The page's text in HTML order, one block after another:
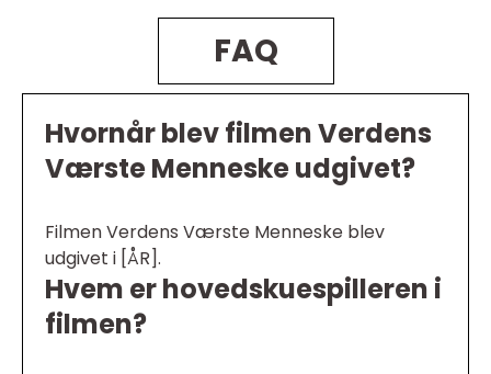
FAQ
Hvornår blev filmen Verdens
Værste Menneske udgivet?
Filmen Verdens Værste Menneske blev
udgivet i [ÅR].
Hvem er hovedskuespilleren i
filmen?